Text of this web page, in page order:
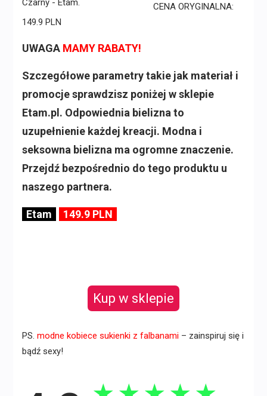
CENA ORYGINALNA:
149.9 PLN
UWAGA MAMY RABATY!
Szczegółowe parametry takie jak materiał i
promocje sprawdzisz poniżej w sklepie
Etam.pl. Odpowiednia bielizna to
uzupełnienie każdej kreacji. Modna i
seksowna bielizna ma ogromne znaczenie.
Przejdź bezpośrednio do tego produktu u
naszego partnera.
Etam 149.9 PLN
Kup w sklepie
PS. modne kobiece sukienki z falbanami– zainspiruj się i
bądź sexy!